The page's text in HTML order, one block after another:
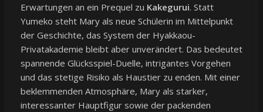
Erwartungen an ein Prequel zu Kakegurui. Statt
Yumeko steht Mary als neue Schülerin im Mittelpunkt
der Geschichte, das System der Hyakkaou-
Privatakademie bleibt aber unverändert. Das bedeutet
spannende Glücksspiel-Duelle, intrigantes Vorgehen
und das stetige Risiko als Haustier zu enden. Mit einer
beklemmenden Atmosphäre, Mary als starker,
interessanter Hauptfigur sowie der packenden